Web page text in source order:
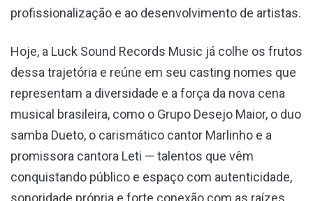
profissionalização e ao desenvolvimento de artistas.
Hoje, a Luck Sound Records Music já colhe os frutos
dessa trajetória e reúne em seu casting nomes que
representam a diversidade e a força da nova cena
musical brasileira, como o Grupo Desejo Maior, o duo
samba Dueto, o carismático cantor Marlinho e a
promissora cantora Leti — talentos que vêm
conquistando público e espaço com autenticidade,
sonoridade própria e forte conexão com as raízes